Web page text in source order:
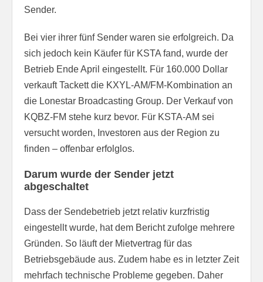
Sender.
Bei vier ihrer fünf Sender waren sie erfolgreich. Da
sich jedoch kein Käufer für KSTA fand, wurde der
Betrieb Ende April eingestellt. Für 160.000 Dollar
verkauft Tackett die KXYL-AM/FM-Kombination an
die Lonestar Broadcasting Group. Der Verkauf von
KQBZ-FM stehe kurz bevor. Für KSTA-AM sei
versucht worden, Investoren aus der Region zu
finden – offenbar erfolglos.
Darum wurde der Sender jetzt
abgeschaltet
Dass der Sendebetrieb jetzt relativ kurzfristig
eingestellt wurde, hat dem Bericht zufolge mehrere
Gründen. So läuft der Mietvertrag für das
Betriebsgebäude aus. Zudem habe es in letzter Zeit
mehrfach technische Probleme gegeben. Daher